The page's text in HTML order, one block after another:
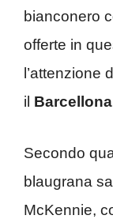
bianconero
offerte in
l’attenzione
il
Secondo
blaugrana
McKennie,